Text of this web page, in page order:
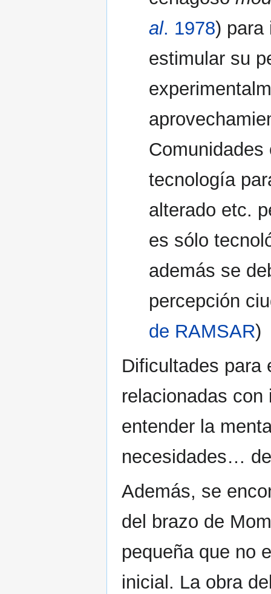
al. 1978) para
estimular su
tecnología
alterado etc.
es sólo
además se
percepción
de RAMSAR)
Dificultades para
relacionadas
entender la
necesidades…
Además, se
del brazo de
pequeña que no
inicial. La obra